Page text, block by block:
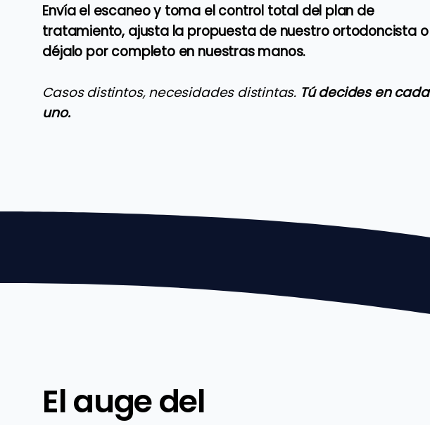
Envía el escaneo y toma el control total del plan de
tratamiento, ajusta la propuesta de nuestro ortodoncista o
déjalo por completo en nuestras manos.
Casos distintos, necesidades distintas. Tú decides en cada
uno.
El auge del